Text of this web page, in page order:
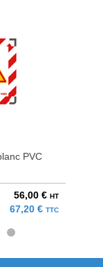
PVC
56,00 € HT
67,20 € TTC